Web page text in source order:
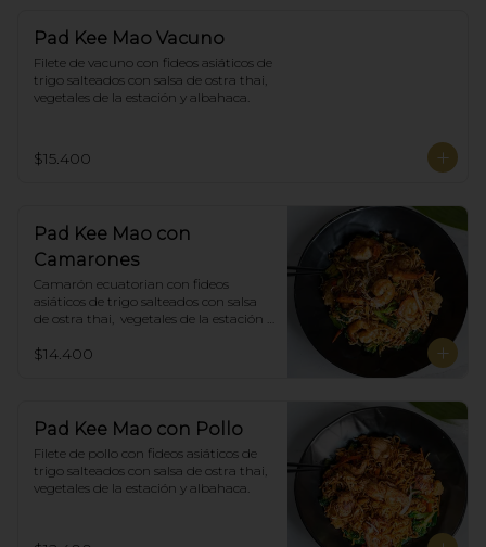
Pad Kee Mao Vacuno
Filete de vacuno con fideos asiáticos de
trigo salteados con salsa de ostra thai,
vegetales de la estación y albahaca.
$15.400
Pad Kee Mao con
Camarones
Camarón ecuatorian con fideos
asiáticos de trigo salteados con salsa
de ostra thai,  vegetales de la estación y
$14.400
Pad Kee Mao con Pollo
Filete de pollo con fideos asiáticos de
trigo salteados con salsa de ostra thai,
vegetales de la estación y albahaca.